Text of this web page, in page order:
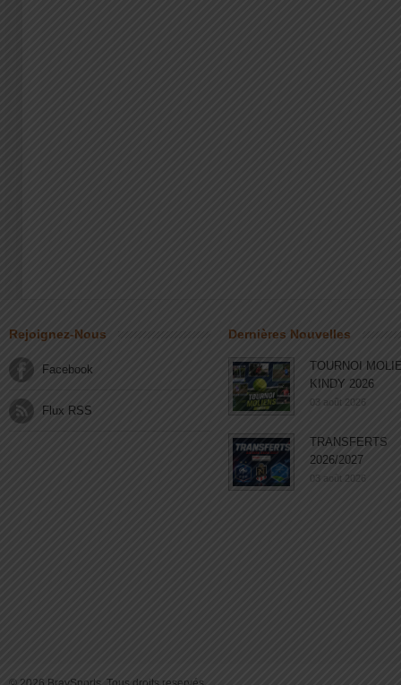
Rejoignez-Nous
Facebook
Flux RSS
Dernières Nouvelles
TOURNOI
KINDY 2026
03 août 2026
TRANSFERTS
2026/2027
03 août 2026